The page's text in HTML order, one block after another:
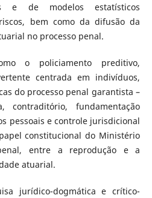
e de modelos estatísticos
bem como da difusão da
no processo penal.
o policiamento preditivo,
centrada em indivíduos,
do processo penal garantista –
contraditório, fundamentação
pessoais e controle jurisdicional
constitucional do Ministério
entre a reprodução e a
atuarial.
jurídico-dogmática e crítico-